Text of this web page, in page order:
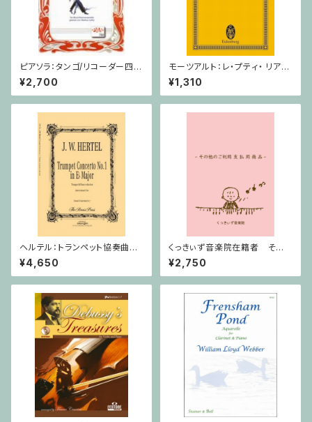
ピアソラ：タンゴ/リコーダー四重
奏
¥2,700
モーツアルト：レ・プティ・ リア
ン/ミニチュアスコア
¥1,310
ヘルテル：トランペット協奏曲第1
番 変ホ長調/トランペット・ピア
ノ
¥4,650
くっきぃず音楽院在籍者 その
他のご利用支払用商品 おば
けのぼうけん２巻
¥2,750